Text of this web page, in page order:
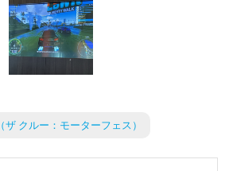
クルー：モーターフェス）